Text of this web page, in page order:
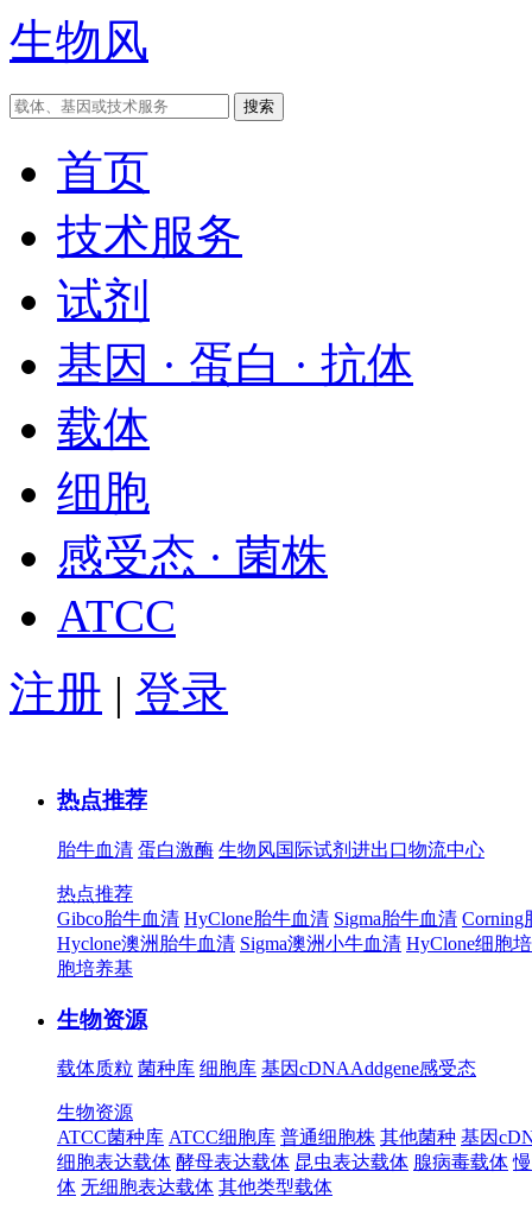
生物风
首页
技术服务
试剂
基因 · 蛋白 · 抗体
载体
细胞
感受态 · 菌株
ATCC
注册 | 登录
热点推荐
胎牛血清 蛋白激酶 生物风国际试剂进出口物流中心
热点推荐
Gibco胎牛血清 HyClone胎牛血清 Sigma胎牛血清 Corning
Hyclone澳洲胎牛血清 Sigma澳洲小牛血清 HyClone细胞
胞培养基
生物资源
载体质粒 菌种库 细胞库 基因cDNAAddgene感受态
生物资源
ATCC菌种库 ATCC细胞库 普通细胞株 其他菌种 基因
细胞表达载体 酵母表达载体 昆虫表达载体 腺病毒载体
体 无细胞表达载体 其他类型载体